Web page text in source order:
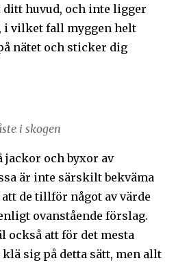
huvud, och inte ligger
i vilket fall myggen helt
nätet och sticker dig
i skogen
jackor och byxor av
är inte särskilt bekväma
de tillför något av värde
ovanstående förslag.
också att för det mesta
sig på detta sätt, men allt